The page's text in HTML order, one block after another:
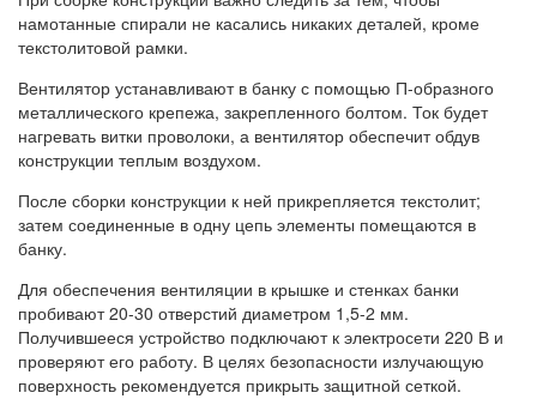
намотанные спирали не касались никаких деталей, кроме
текстолитовой рамки.
Вентилятор устанавливают в банку с помощью П-образного
металлического крепежа, закрепленного болтом. Ток будет
нагревать витки проволоки, а вентилятор обеспечит обдув
конструкции теплым воздухом.
После сборки конструкции к ней прикрепляется текстолит;
затем соединенные в одну цепь элементы помещаются в
банку.
Для обеспечения вентиляции в крышке и стенках банки
пробивают 20-30 отверстий диаметром 1,5-2 мм.
Получившееся устройство подключают к электросети 220 В и
проверяют его работу. В целях безопасности излучающую
поверхность рекомендуется прикрыть защитной сеткой.